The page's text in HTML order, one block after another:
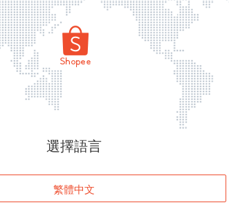
頁面無法顯示
登入
選擇語言
繁體中文